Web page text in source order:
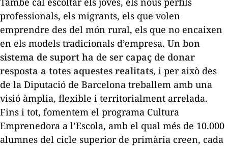
professionals, els migrants, els que volen
emprendre des del món rural, els que no encaixen
en els models tradicionals d’empresa. Un bon
sistema de suport ha de ser capaç de donar
resposta a totes aquestes realitats, i per això des
de la Diputació de Barcelona treballem amb una
visió àmplia, flexible i territorialment arrelada.
Fins i tot, fomentem el programa Cultura
Emprenedora a l’Escola, amb el qual més de 10.000
alumnes del cicle superior de primària creen, cada